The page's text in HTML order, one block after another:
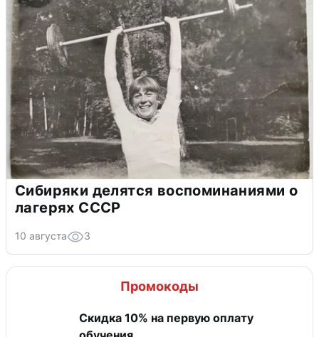
Сибиряки делятся воспоминаниями о
лагерях СССР
10 августа 3
Промокоды
Скидка 10% на первую оплату